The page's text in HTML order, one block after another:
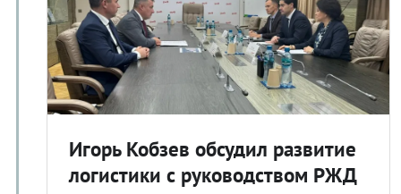
Игорь Кобзев обсудил развитие
логистики с руководством РЖД